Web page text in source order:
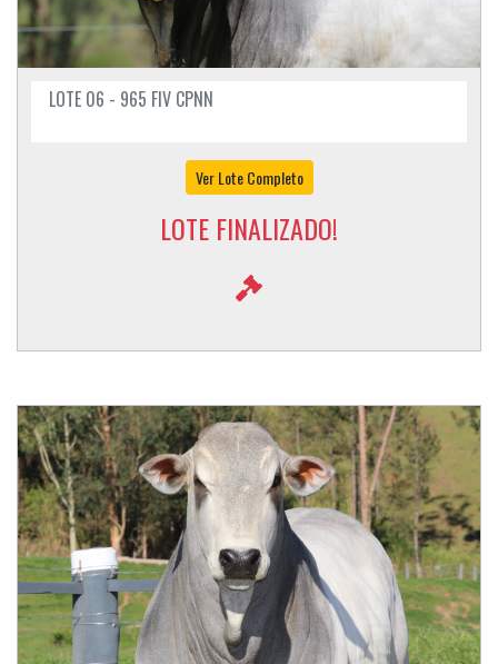
LOTE 06 - 965 FIV CPNN
Ver Lote Completo
LOTE FINALIZADO!